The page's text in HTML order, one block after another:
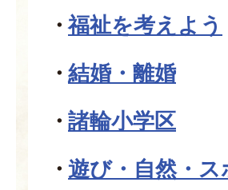
福祉を考えよう
結婚・離婚
諸輪小学区
遊び・自然・ス